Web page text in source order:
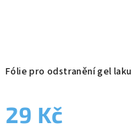
Fólie pro odstranění gel laku
29 Kč